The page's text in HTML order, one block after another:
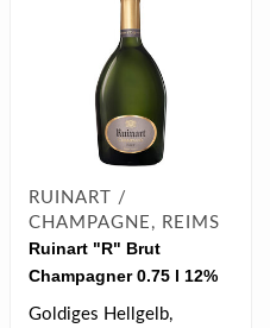
RUINART /
CHAMPAGNE, REIMS
Ruinart "R" Brut
Champagner 0.75 l 12%
vol
Goldiges Hellgelb,